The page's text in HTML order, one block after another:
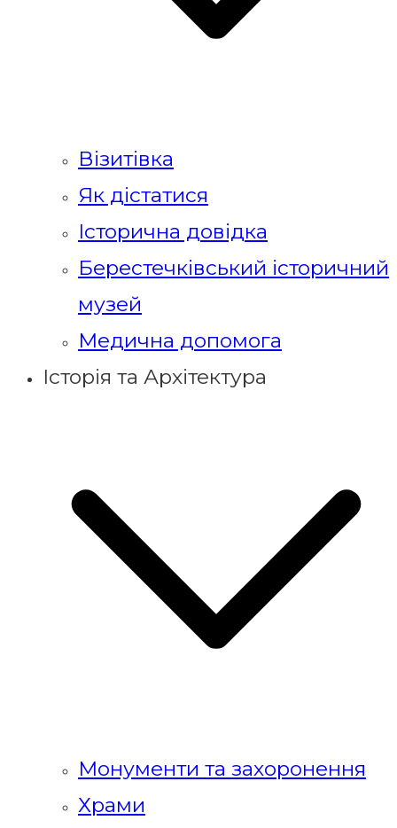
Візитівка
Як дістатися
Історична довідка
Берестечківський історичний
музей
Медична допомога
Історія та Архітектура
Монументи та захоронення
Храми